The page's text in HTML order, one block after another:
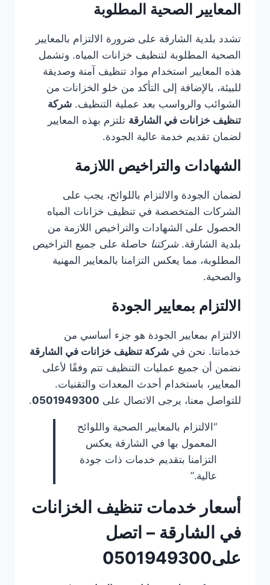
المعايير الصحية المطلوبة
تشدد بلدية الشارقة على ضرورة الالتزام بالمعايير
الصحية المطلوبة لتنظيف خزانات المياه. وتشمل
هذه المعايير استخدام مواد تنظيف آمنة وصديقة
للبيئة، بالإضافة إلى التأكد من خلو الخزانات من
الشوائب والرواسب بعد عملية التنظيف. شركة
تنظيف خزانات في الشارقة تلتزم بهذه المعايير
لضمان تقديم خدمة عالية الجودة.
الشهادات والتراخيص اللازمة
لضمان الجودة والالتزام باللوائح، يجب على
الشركات المتخصصة في تنظيف خزانات المياه
الحصول على الشهادات والتراخيص اللازمة من
بلدية الشارقة.شركتنا حاصلة على جميع التراخيص
المطلوبة، مما يعكس التزامنا بالمعايير المهنية
والصحية.
الالتزام بمعايير الجودة
الالتزام بمعايير الجودة هو جزء أساسي من
خدماتنا. نحن في شركة تنظيف خزانات في الشارقة
نضمن أن جميع عمليات التنظيف تتم وفقًا لأعلى
المعايير، باستخدام أحدث المعدات والتقنيات.
للتواصل معنا، يرجى الاتصال على 0501949300
.
“الالتزام بالمعايير الصحية واللوائح
المعمول بها في الشارقة يعكس
التزامنا بتقديم خدمات ذات جودة
عالية.”
أسعار خدمات تنظيف الخزانات
في الشارقة – اتصل
على0501949300